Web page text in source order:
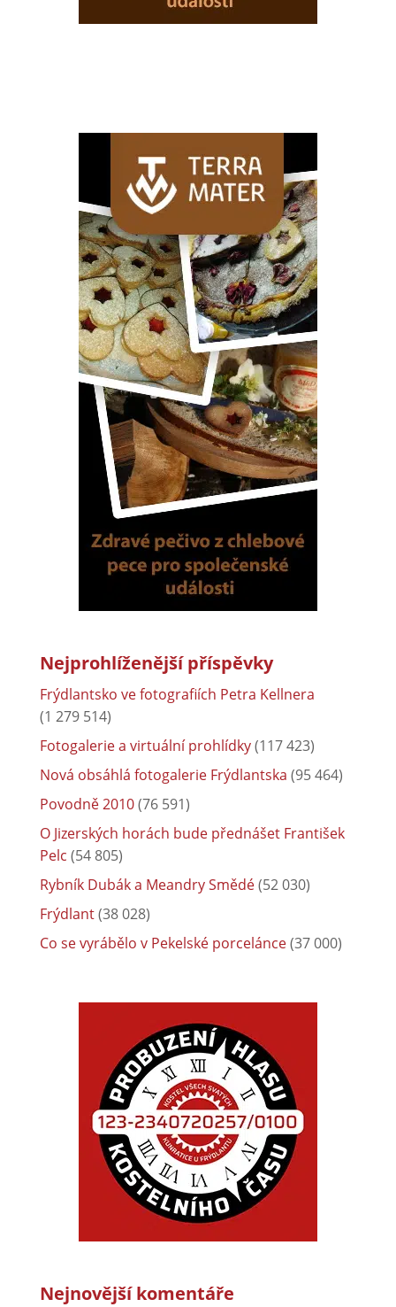
Nejprohlíženější příspěvky
Frýdlantsko ve fotografiích Petra Kellnera
(1 279 514)
Fotogalerie a virtuální prohlídky(117 423)
Nová obsáhlá fotogalerie Frýdlantska (95 464)
Povodně 2010(76 591)
O Jizerských horách bude přednášet František
Pelc (54 805)
Rybník Dubák a Meandry Smědé(52 030)
Frýdlant(38 028)
Co se vyrábělo v Pekelské porcelánce(37 000)
Nejnovější komentáře